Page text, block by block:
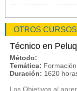
OTROS
Técnico en
Método:
Temática:
Duración: 1620
Los Objetivos al